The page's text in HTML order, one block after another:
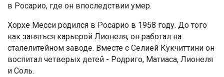
в Росарио, где он впоследствии умер.
Хорхе Месси родился в Росарио в 1958 году. До того
как заняться карьерой Лионеля, он работал на
сталелитейном заводе. Вместе с Селией Кукчиттини он
воспитал четверых детей - Родриго, Матиаса, Лионеля
и Соль.